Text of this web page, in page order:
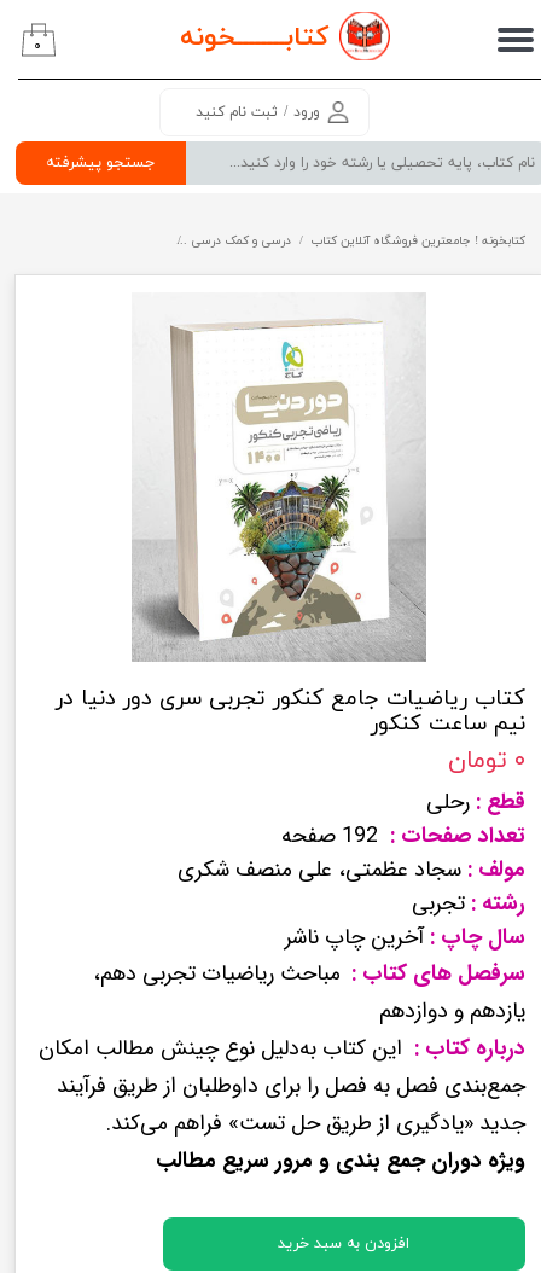
کتابــــــــخونه
جستجو پیشرفته
ورود / ثبت نام کنید
حساب کاربری من
سفارشات
۰
کتابخونه ! جامعترین فروشگاه آنلاین کتاب درسی و کمک درسی
کتاب ریاضیات جامع کنکور تجربی سری دور دنیا در
نیم ساعت کنکور
۰ تومان
قطع : رحلی
تعداد صفحات : 192 صفحه
مولف : سجاد عظمتی، علی منصف شکری
رشته : تجربی
سال چاپ :آخرین چاپ ناشر
سرفصل های کتاب : مباحث ریاضیات تجربی دهم،
یازدهم و دوازدهم
درباره کتاب : این کتاب به‌دلیل نوع چینش مطالب امکان
جمع‌بندی فصل به فصل را برای داوطلبان از طریق فرآیند
جدید «یادگیری از طریق حل تست» فراهم می‌کند.
ویژه دوران جمع بندی و مرور سریع مطالب
افزودن به سبد خرید